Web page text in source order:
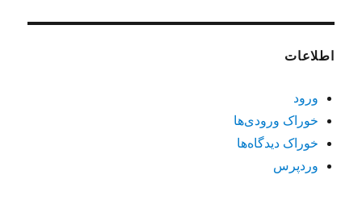
اطلاعات
ورود
خوراک ورودی‌ها
خوراک دیدگاه‌ها
وردپرس